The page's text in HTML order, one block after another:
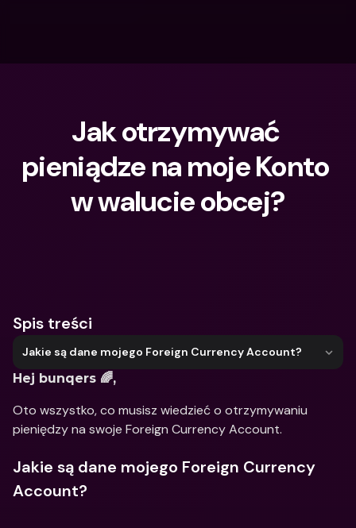
Jak otrzymywać
pieniądze na moje Konto
w walucie obcej?
Spis treści
Jakie są dane mojego Foreign Currency Account?
Hej bunqers 🌈,
Oto wszystko, co musisz wiedzieć o otrzymywaniu
pieniędzy na swoje Foreign Currency Account.
Jakie są dane mojego Foreign Currency
Account?